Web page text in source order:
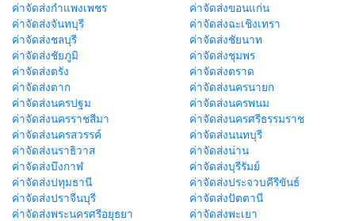
ค่าจัดส่งกำแพงเพชร
ค่าจัดส่งขอนแก่น
ค่าจัดส่งจันทบุรี
ค่าจัดส่งฉะเชิงเทรา
ค่าจัดส่งชลบุรี
ค่าจัดส่งชัยนาท
ค่าจัดส่งชัยภูมิ
ค่าจัดส่งชุมพร
ค่าจัดส่งตรัง
ค่าจัดส่งตราด
ค่าจัดส่งตาก
ค่าจัดส่งนครนายก
ค่าจัดส่งนครปฐม
ค่าจัดส่งนครพนม
ค่าจัดส่งนครราชสีมา
ค่าจัดส่งนครศรีธรรมราช
ค่าจัดส่งนครสวรรค์
ค่าจัดส่งนนทบุรี
ค่าจัดส่งนราธิวาส
ค่าจัดส่งน่าน
ค่าจัดส่งบึงกาฬ
ค่าจัดส่งบุรีรัมย์
ค่าจัดส่งปทุมธานี
ค่าจัดส่งประจวบคีรีขันธ์
ค่าจัดส่งปราจีนบุรี
ค่าจัดส่งปัตตานี
ค่าจัดส่งพระนครศรีอยุธยา
ค่าจัดส่งพะเยา